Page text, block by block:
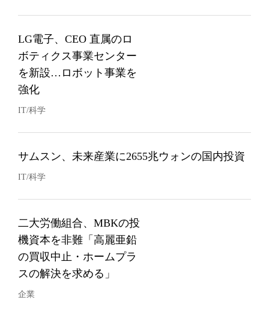
LG電子、CEO 直属のロ
ボティクス事業センター
を新設…ロボット事業を
強化
IT/科学
サムスン、未来産業に2655兆ウォンの国内投資
IT/科学
二大労働組合、MBKの投
機資本を非難「高麗亜鉛
の買収中止・ホームプラ
スの解決を求める」
企業